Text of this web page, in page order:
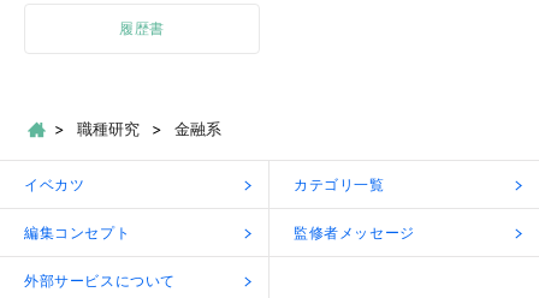
履歴書
職種研究 金融系
イベカツ カテゴリ一覧
編集コンセプト 監修者メッセージ
外部サービスについて